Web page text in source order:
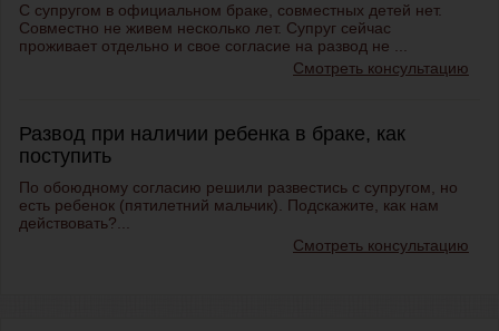
С супругом в официальном браке, совместных детей нет.
Совместно не живем несколько лет. Супруг сейчас
проживает отдельно и свое согласие на развод не ...
Смотреть консультацию
Развод при наличии ребенка в браке, как
поступить
По обоюдному согласию решили развестись с супругом, но
есть ребенок (пятилетний мальчик). Подскажите, как нам
действовать?...
Смотреть консультацию